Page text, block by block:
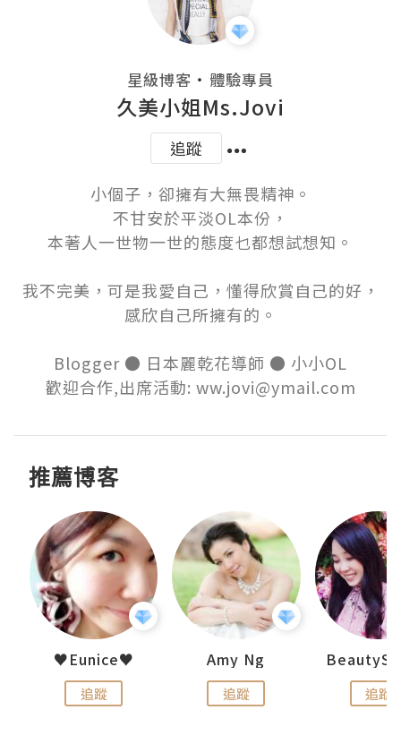
星級博客 ・ 體驗專員
久美小姐Ms.Jovi
追蹤
小個子，卻擁有大無畏精神。
不甘安於平淡OL本份，
本著人一世物一世的態度乜都想試想知。
我不完美，可是我愛自己，懂得欣賞自己的好，
感欣自己所擁有的。
Blogger ● 日本麗乾花導師 ● 小小OL
歡迎合作,出席活動: ww.jovi@ymail.com
推薦博客
♥Eunice♥
追蹤
Amy Ng
追蹤 追蹤